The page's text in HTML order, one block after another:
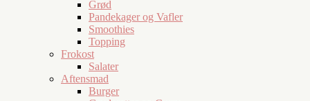
Grød
Pandekager og Vafler
Smoothies
Topping
Frokost
Salater
Aftensmad
Burger